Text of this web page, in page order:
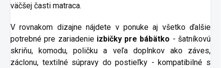
väčšej časti matraca.
V rovnakom dizajne nájdete v ponuke aj všetko ďalšie
potrebné pre zariadenieizbičky pre bábätko - šatníkovú
skriňu, komodu, poličku a veľa doplnkov ako záves,
záclonu, textilné súpravy do postieľky - kompatibilné s